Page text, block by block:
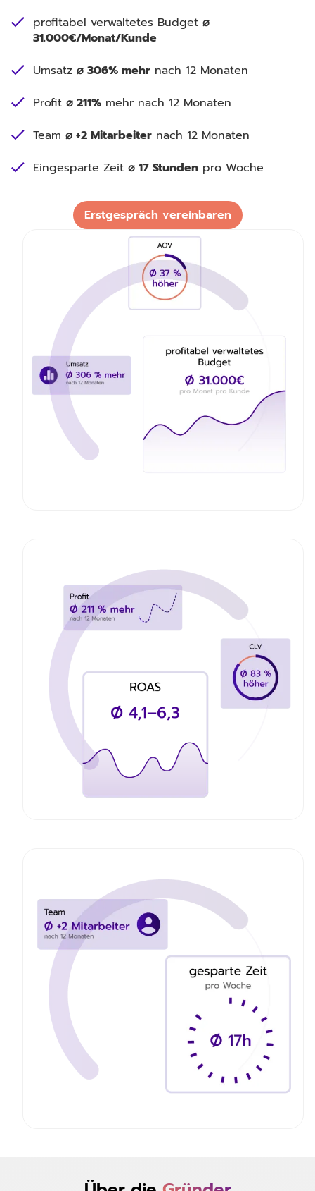
profitabel verwaltetes Budget ⌀
31.000€/Monat/Kunde
Umsatz ⌀ 306% mehrnach 12 Monaten
Profit ⌀ 211%mehr nach 12 Monaten
Team ⌀ +2 Mitarbeiternach 12 Monaten
Eingesparte Zeit ⌀ 17 Stundenpro Woche
Erstgespräch vereinbaren